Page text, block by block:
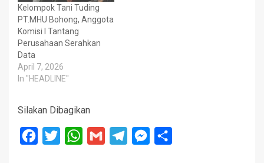
Kelompok Tani Tuding
PT.MHU Bohong, Anggota
Komisi I Tantang
Perusahaan Serahkan
Data
April 7, 2026
In "HEADLINE"
Silakan Dibagikan
Facebook
Twitter WhatsApp
Gmail TelegramMessenger